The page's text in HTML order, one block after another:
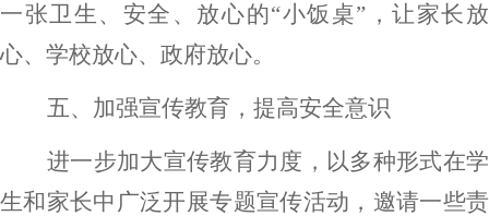
一张卫生、安全、放心的“小饭桌”，让家长放
心、学校放心、政府放心。
五、 加强宣传教育， 提高安全意识
进一步加大宣传教育力度，以多种形式在学
生和家长中广泛开展专题宣传活动， 邀请一些责